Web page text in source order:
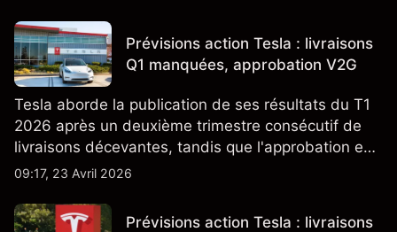
passées ne préjugent pas des résultats futurs.
Prévisions action Tesla : livraisons
Q1 manquées, approbation V2G
Tesla aborde la publication de ses résultats du T1
2026 après un deuxième trimestre consécutif de
livraisons décevantes, tandis que l'approbation en
Californie d'un programme V2G pour le Cybertruck
énergétique.
09:17, 23 Avril 2026
Prévisions action Tesla : livraisons